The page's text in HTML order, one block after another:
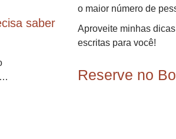
saber
o maior número de
Aproveite minhas
escritas para você!
Reserve no